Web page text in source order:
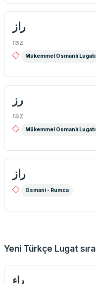
راز
raz
Mükemmel Osmanlı Lugatı
رز
raz
Mükemmel Osmanlı Lugatı
راز
Osmani - Rumca
Yeni Türkçe Lugat
راء